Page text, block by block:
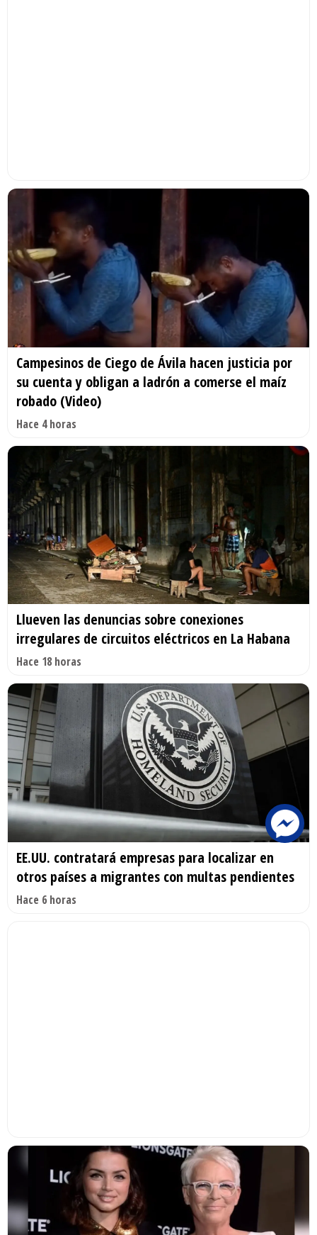
Campesinos de Ciego de Ávila hacen justicia por
su cuenta y obligan a ladrón a comerse el maíz
robado (Video)
Hace 4 horas
Llueven las denuncias sobre conexiones
irregulares de circuitos eléctricos en La Habana
Hace 18 horas
EE.UU. contratará empresas para localizar en
otros países a migrantes con multas pendientes
Hace 6 horas